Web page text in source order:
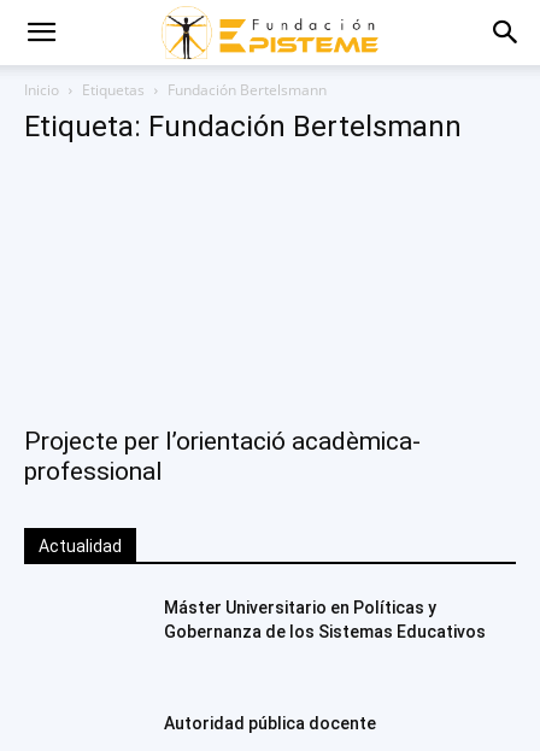
Inicio Etiquetas Fundación Bertelsmann
Etiqueta: Fundación Bertelsmann
Projecte per l’orientació acadèmica-
professional
Actualidad
Máster Universitario en Políticas y
Gobernanza de los Sistemas Educativos
Autoridad pública docente